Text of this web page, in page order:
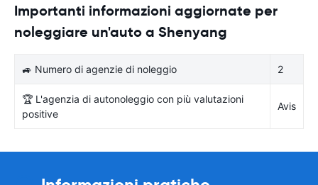
Importanti informazioni aggiornate per
noleggiare un'auto a Shenyang
🚙 Numero di agenzie di noleggio 2
🏆 L'agenzia di autonoleggio con più valutazioni
positive
Avis